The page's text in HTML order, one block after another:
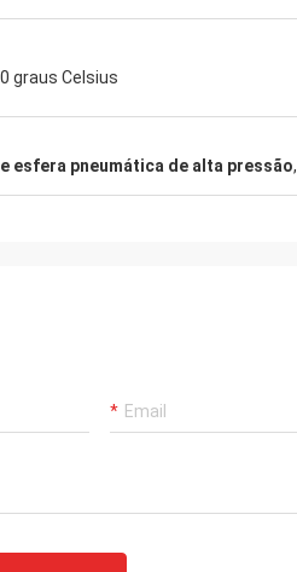
graus Celsius
esfera pneumática de alta pressão,